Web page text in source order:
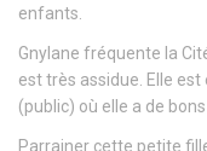
enfants.
Gnylane fréquente la
est très assidue. Elle est
(public) où elle a de
Parrainer cette petite